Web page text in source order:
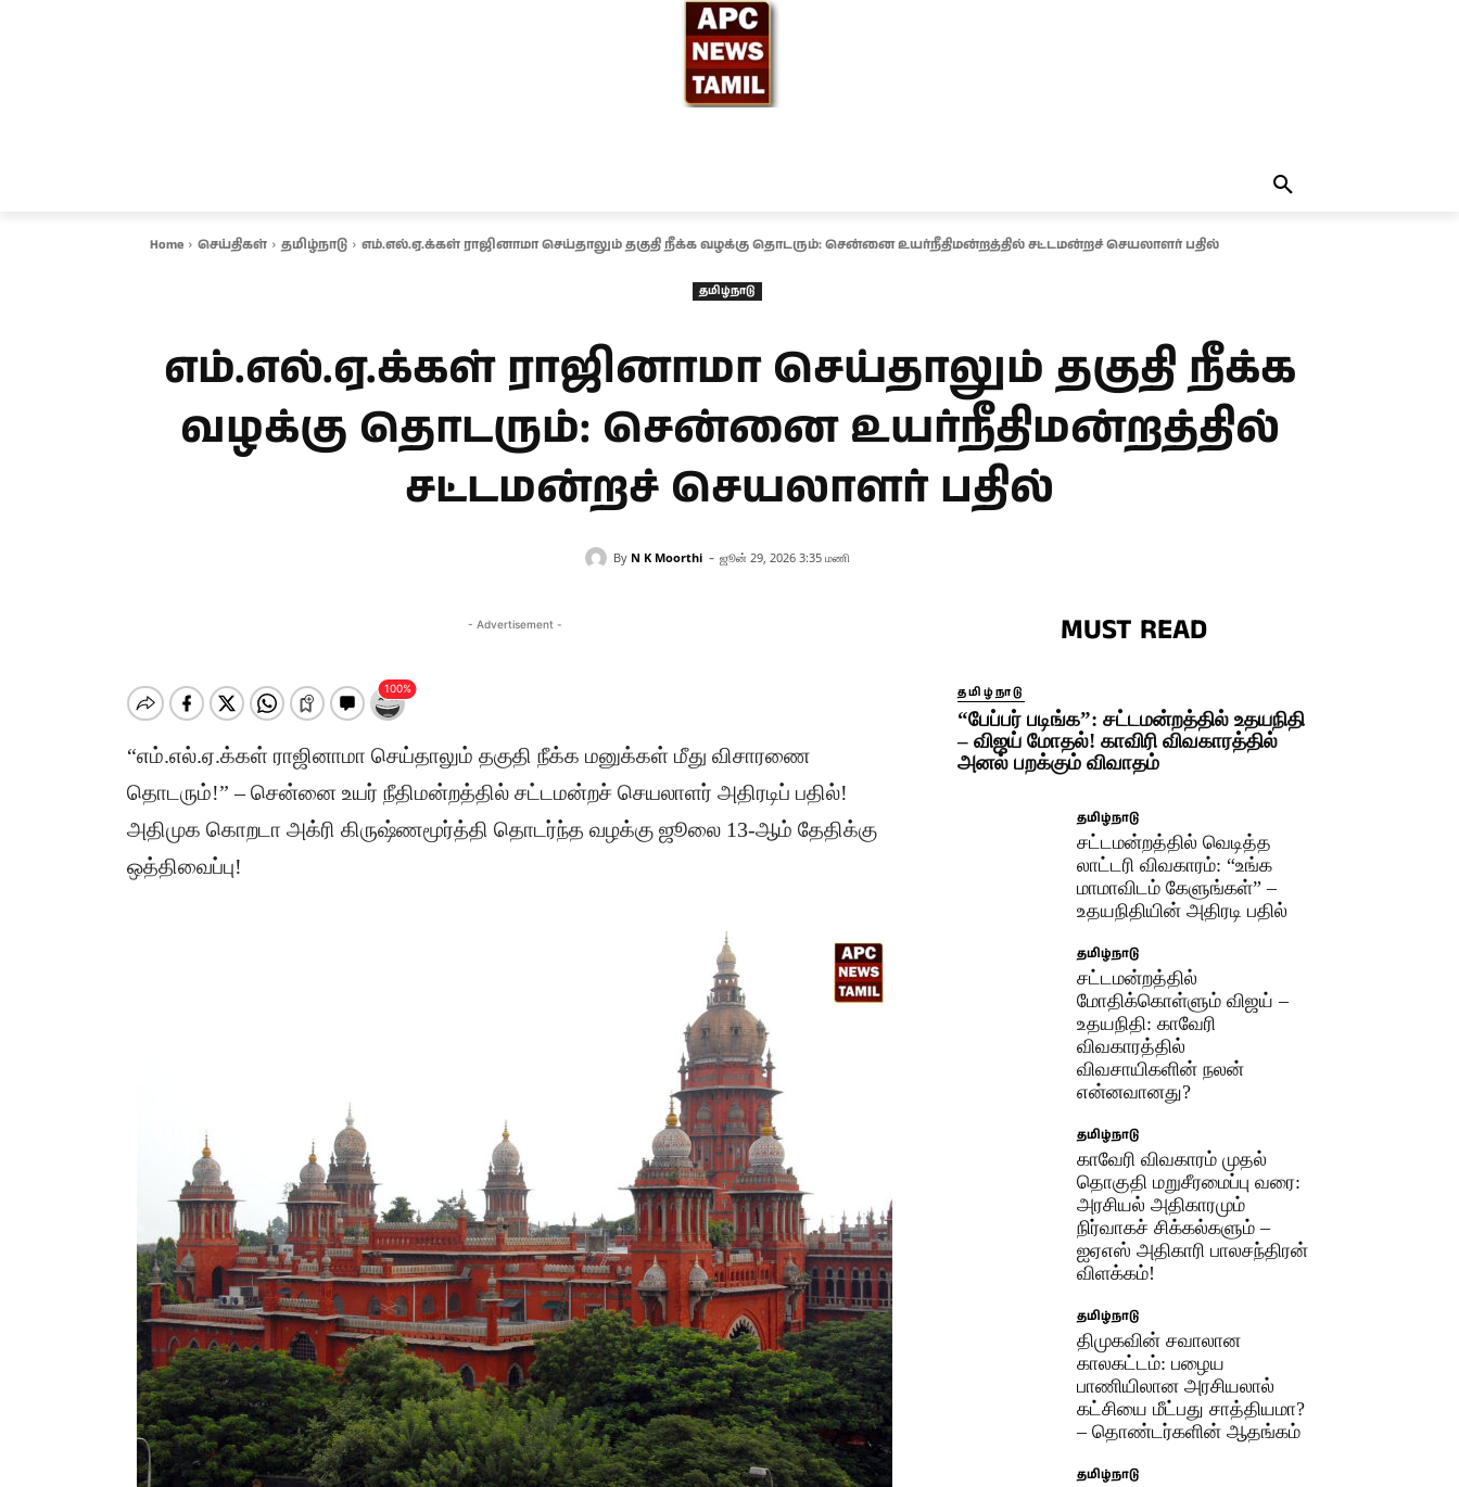
Home செய்திகள் தமிழ்நாடு எம்.எல்.ஏ.க்கள் ராஜினாமா செய்தாலும் தகுதி நீக்க வழக்கு தொடரும்: சென்னை உயர்நீதிமன்றத்தில் சட்டமன்றச் செயலாளர் பதில்
தமிழ்நாடு
எம்.எல்.ஏ.க்கள் ராஜினாமா செய்தாலும் தகுதி நீக்க
வழக்கு தொடரும்: சென்னை உயர்நீதிமன்றத்தில்
சட்டமன்றச் செயலாளர் பதில்
By N K Moorthi - ஜூன் 29, 2026 3:35 மணி
- Advertisement -
“எம்.எல்.ஏ.க்கள் ராஜினாமா செய்தாலும் தகுதி நீக்க மனுக்கள் மீது விசாரணை
தொடரும்!” – சென்னை உயர் நீதிமன்றத்தில் சட்டமன்றச் செயலாளர் அதிரடிப் பதில்! ​
அதிமுக கொறடா அக்ரி கிருஷ்ணமூர்த்தி தொடர்ந்த வழக்கு ஜூலை 13-ஆம் தேதிக்கு
ஒத்திவைப்பு!
MUST READ
தமிழ்நாடு
“பேப்பர் படிங்க”: சட்டமன்றத்தில் உதயநிதி
– விஜய் மோதல்! காவிரி விவகாரத்தில்
அனல் பறக்கும் விவாதம்
தமிழ்நாடு
சட்டமன்றத்தில் வெடித்த
லாட்டரி விவகாரம்: “உங்க
மாமாவிடம் கேளுங்கள்” –
உதயநிதியின் அதிரடி பதில்
தமிழ்நாடு
சட்டமன்றத்தில்
மோதிக்கொள்ளும் விஜய் –
உதயநிதி: காவேரி
விவகாரத்தில்
விவசாயிகளின் நலன்
என்னவானது?
தமிழ்நாடு
​காவேரி விவகாரம் முதல்
தொகுதி மறுசீரமைப்பு வரை:
அரசியல் அதிகாரமும்
நிர்வாகச் சிக்கல்களும் –
ஐஏஎஸ் அதிகாரி பாலசந்திரன்
விளக்கம்!
தமிழ்நாடு
திமுகவின் சவாலான
காலகட்டம்: பழைய
பாணியிலான அரசியலால்
கட்சியை மீட்பது சாத்தியமா?
– தொண்டர்களின் ஆதங்கம்
தமிழ்நாடு